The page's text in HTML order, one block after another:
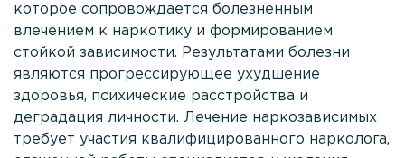
Лечение игромании
Анонимное снятие ломки
Процедура УБОД
которое сопровождается болезненным
влечением к наркотику и формированием
стойкой зависимости. Результатами болезни
являются прогрессирующее ухудшение
здоровья, психические расстройства и
деградация личности. Лечение наркозависимых
требует участия квалифицированного нарколога,